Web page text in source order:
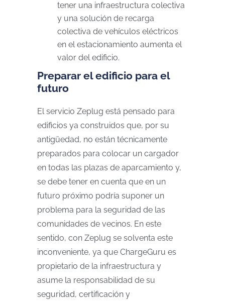
tener una infraestructura colectiva
y una solución de recarga
colectiva de vehículos eléctricos
en el estacionamiento aumenta el
valor del edificio.
Preparar el edificio para el
futuro
El servicio Zeplug está pensado para
edificios ya construidos que, por su
antigüedad, no están técnicamente
preparados para colocar un cargador
en todas las plazas de aparcamiento y,
se debe tener en cuenta que en un
futuro próximo podría suponer un
problema para la seguridad de las
comunidades de vecinos. En este
sentido, con Zeplug se solventa este
inconveniente, ya que ChargeGuru es
propietario de la infraestructura y
asume la responsabilidad de su
seguridad, certificación y